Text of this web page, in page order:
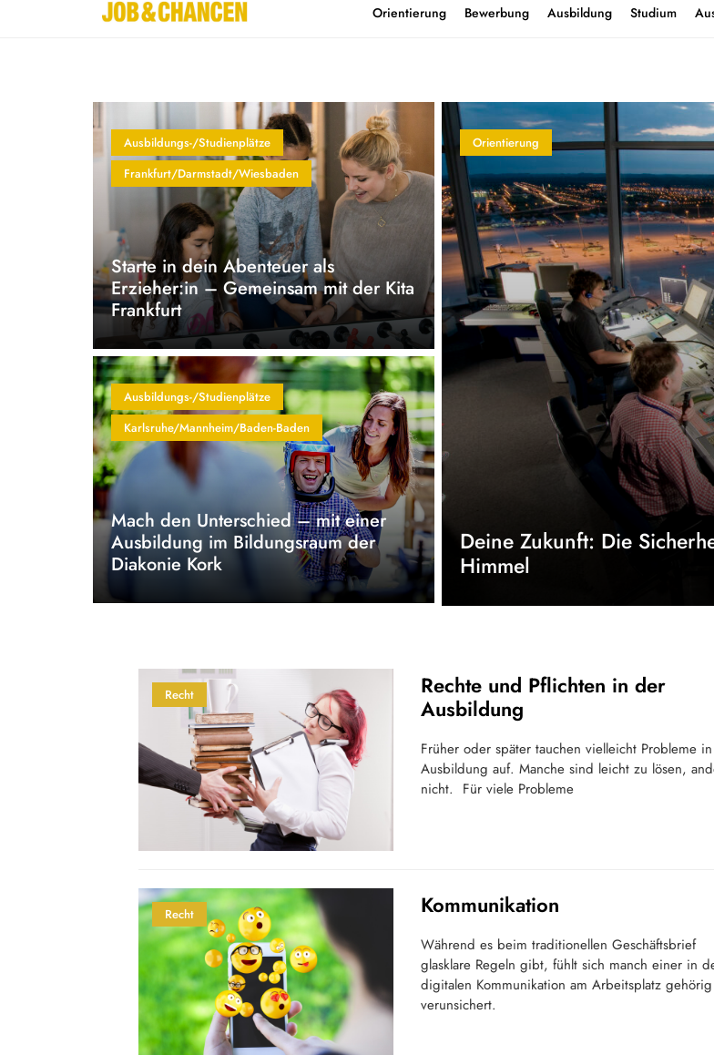
Home Kontakt Orientierung Bewerbung Ausbildung Studium
Ausbildungs-/Studienplätze
Frankfurt/Darmstadt/Wiesbaden
Starte in dein Abenteuer als
Erzieher:in – Gemeinsam mit der Kita
Frankfurt
Ausbildungs-/Studienplätze
Karlsruhe/Mannheim/Baden-Baden
Mach den Unterschied – mit einer
Ausbildung im Bildungsraum der
Diakonie Kork
Orientierung
Deine Zukunft: Die
Himmel
Recht
Rechte und Pflichten in der
Ausbildung
Früher oder später tauchen vielleicht Probleme
Ausbildung auf. Manche sind leicht zu lösen,
nicht. Für viele Probleme
Recht Kommunikation
Während es beim traditionellen Geschäftsbrief
glasklare Regeln gibt, fühlt sich manch einer in
digitalen Kommunikation am Arbeitsplatz gehörig
verunsichert.